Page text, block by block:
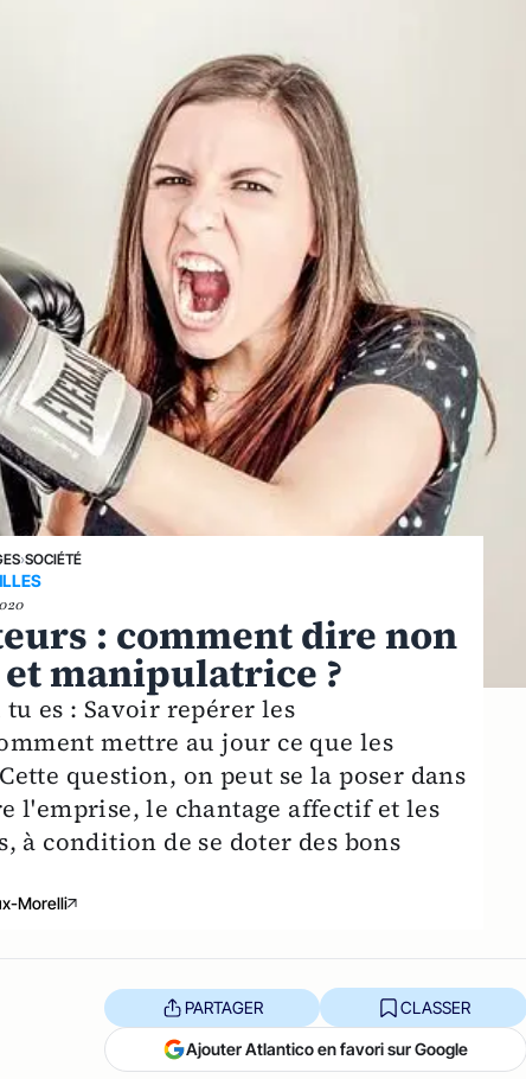
›SOCIÉTÉ
: comment dire non
manipulatrice ?
es : Savoir repérer les
mettre au jour ce que les
question, on peut se la poser dans
l'emprise, le chantage affectif et les
à condition de se doter des bons
Morelli
PARTAGER CLASSER
Ajouter Atlantico en favori sur Google